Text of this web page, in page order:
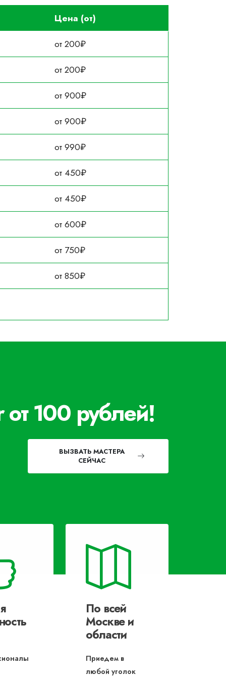
Цена (от)
от 200₽
от 200₽
от 900₽
от 900₽
от 990₽
от 450₽
от 450₽
от 600₽
от 750₽
от 850₽
от 100 рублей!
ВЫЗВАТЬ МАСТЕРА
СЕЙЧАС
По всей
Москве и
области
Приедем в
любой уголок